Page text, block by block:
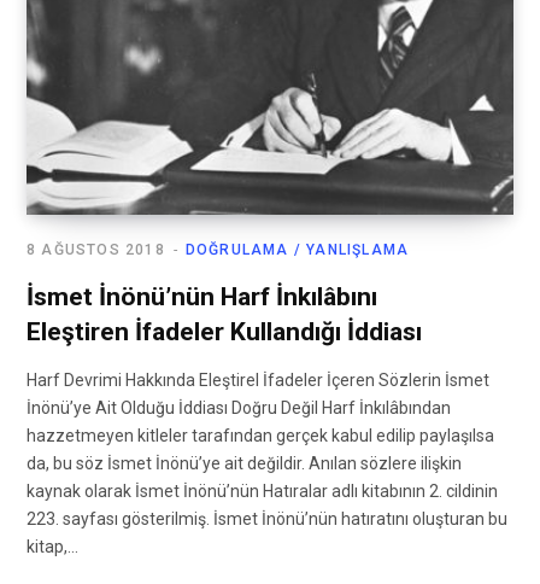
DOĞRULAMA / YANLIŞLAMA
8 AĞUSTOS 2018
İsmet İnönü’nün Harf İnkılâbını
Eleştiren İfadeler Kullandığı İddiası
Harf Devrimi Hakkında Eleştirel İfadeler İçeren Sözlerin İsmet
İnönü’ye Ait Olduğu İddiası Doğru Değil Harf İnkılâbından
hazzetmeyen kitleler tarafından gerçek kabul edilip paylaşılsa
da, bu söz İsmet İnönü’ye ait değildir. Anılan sözlere ilişkin
kaynak olarak İsmet İnönü’nün Hatıralar adlı kitabının 2. cildinin
223. sayfası gösterilmiş. İsmet İnönü’nün hatıratını oluşturan bu
kitap,…